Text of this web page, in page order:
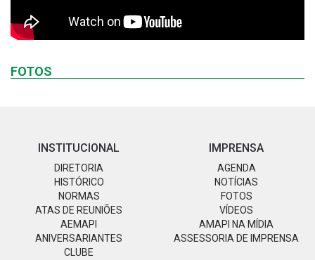
FOTOS
INSTITUCIONAL
DIRETORIA
HISTÓRICO
NORMAS
ATAS DE REUNIÕES
AEMAPI
ANIVERSARIANTES
CLUBE
IMPRENSA
AGENDA
NOTÍCIAS
FOTOS
VÍDEOS
AMAPI NA MÍDIA
ASSESSORIA DE IMPRENSA